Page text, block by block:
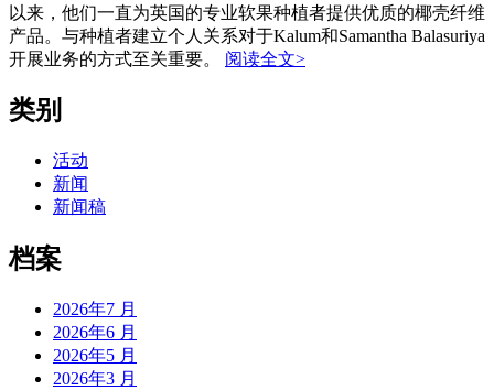
以来，他们一直为英国的专业软果种植者提供优质的椰壳纤维
产品。与种植者建立个人关系对于Kalum和Samantha Balasuriya
开展业务的方式至关重要。 阅读全文>
类别
活动
新闻
新闻稿
档案
2026年7 月
2026年6 月
2026年5 月
2026年3 月